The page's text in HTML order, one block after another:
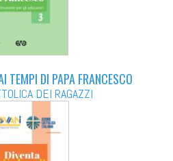
TEMPI DI PAPA FRANCESCO
DEI RAGAZZI